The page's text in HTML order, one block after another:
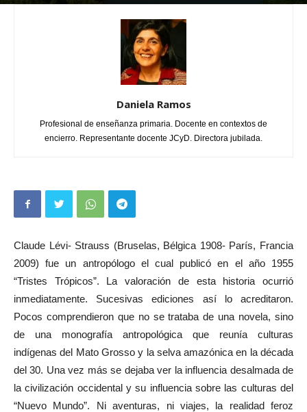
Por Daniela Ramos - diciembre 27, 2025 0
Daniela Ramos
Profesional de enseñanza primaria. Docente en contextos de
encierro. Representante docente JCyD. Directora jubilada.
Claude Lévi- Strauss (Bruselas, Bélgica 1908- París, Francia
2009) fue un antropólogo el cual publicó en el año 1955
“Tristes Trópicos”. La valoración de esta historia ocurrió
inmediatamente. Sucesivas ediciones así lo acreditaron.
Pocos comprendieron que no se trataba de una novela, sino
de una monografía antropológica que reunía culturas
indígenas del Mato Grosso y la selva amazónica en la década
del 30. Una vez más se dejaba ver la influencia desalmada de
la civilización occidental y su influencia sobre las culturas del
“Nuevo Mundo”. Ni aventuras, ni viajes, la realidad feroz